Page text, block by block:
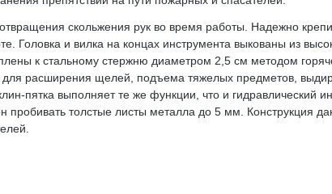
скольжения рук во время работы. Надежно
Головка и вилка на концах инструмента выкованы из
к стальному стержню диаметром 2,5 см методом
расширения щелей, подъема тяжелых предметов,
пятка выполняет те же функции, что и гидравлический
пробивать толстые листы металла до 5 мм. Конструкция